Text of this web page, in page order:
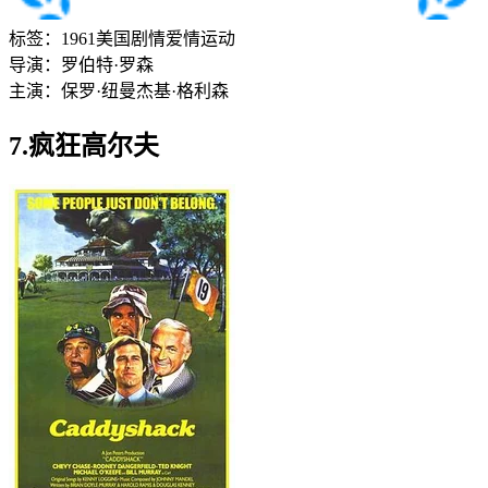
标签： 1961美国 剧情爱情运动
导演： 罗伯特·罗森
主演： 保罗·纽曼杰基·格利森
7.疯狂高尔夫